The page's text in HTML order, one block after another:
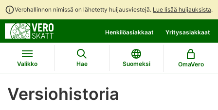
Verohallinnon nimissä on lähetetty huijausviestejä. Lue lisää huijauksista.
suoraan
sisältöön
koko
sivuston
hakuun
Henkilöasiakkaat Yritysasiakkaat
Valikko Hae Suomeksi OmaVero
Versiohistoria